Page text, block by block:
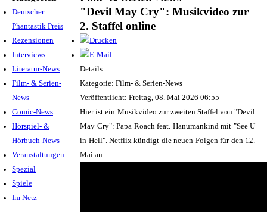
Deutscher
Phantastik Preis
Rezensionen
Interviews
Literatur-News
Film- & Serien-
News
Comic-News
Hörspiel- &
Hörbuch-News
Veranstaltungen
Spezial
Spiele
Im Netz
"Devil May Cry": Musikvideo zur
2. Staffel online
Details
Kategorie: Film- & Serien-News
Veröffentlicht: Freitag, 08. Mai 2026 06:55
Hier ist ein Musikvideo zur zweiten Staffel von "Devil
May Cry": Papa Roach feat. Hanumankind mit "See U
in Hell". Netflix kündigt die neuen Folgen für den 12.
Mai an.